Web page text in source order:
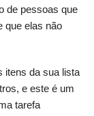
de pessoas que
que elas não
itens da sua lista
e este é um
tarefa